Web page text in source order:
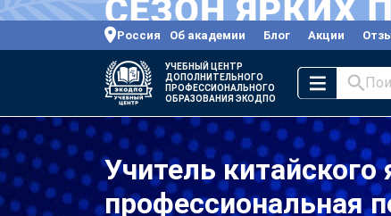
Россия Об академии Блог Акции
УЧЕБНЫЙ ЦЕНТР
ДОПОЛНИТЕЛЬНОГО
ПРОФЕССИОНАЛЬНОГО
ОБРАЗОВАНИЯ ЭКОДПО
Учитель
профессиональная